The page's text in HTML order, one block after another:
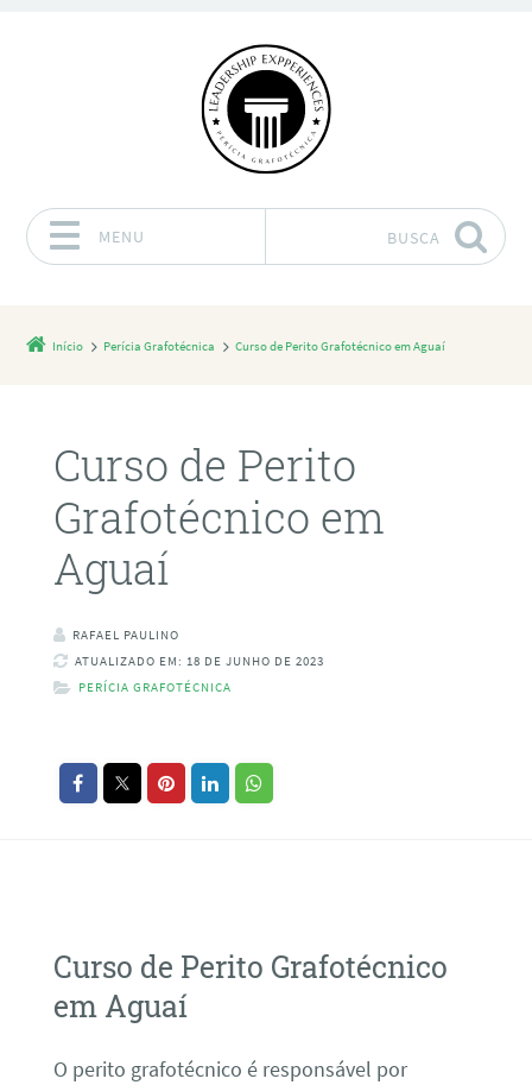
MENU BUSCA
Início Perícia Grafotécnica Curso de Perito Grafotécnico em Aguaí
Curso de Perito
Grafotécnico em
Aguaí
RAFAEL PAULINO
ATUALIZADO EM: 18 DE JUNHO DE 2023
PERÍCIA GRAFOTÉCNICA
Curso de Perito Grafotécnico
em Aguaí
O perito grafotécnico é responsável por